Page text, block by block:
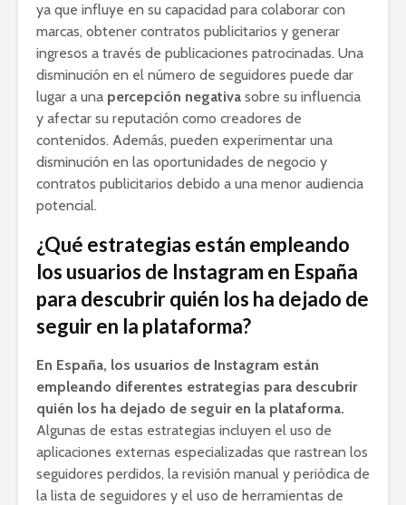
ya que influye en su capacidad para colaborar con
marcas, obtener contratos publicitarios y generar
ingresos a través de publicaciones patrocinadas. Una
disminución en el número de seguidores puede dar
lugar a una percepción negativa sobre su influencia
y afectar su reputación como creadores de
contenidos. Además, pueden experimentar una
disminución en las oportunidades de negocio y
contratos publicitarios debido a una menor audiencia
potencial.
¿Qué estrategias están empleando
los usuarios de Instagram en España
para descubrir quién los ha dejado de
seguir en la plataforma?
En España, los usuarios de Instagram están
empleando diferentes estrategias para descubrir
quién los ha dejado de seguir en la plataforma.
Algunas de estas estrategias incluyen el uso de
aplicaciones externas especializadas que rastrean los
seguidores perdidos, la revisión manual y periódica de
la lista de seguidores y el uso de herramientas de